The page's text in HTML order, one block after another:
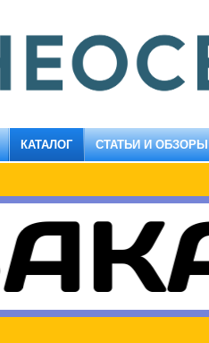
КАТАЛОГ СТАТЬИ И ОБЗОРЫ